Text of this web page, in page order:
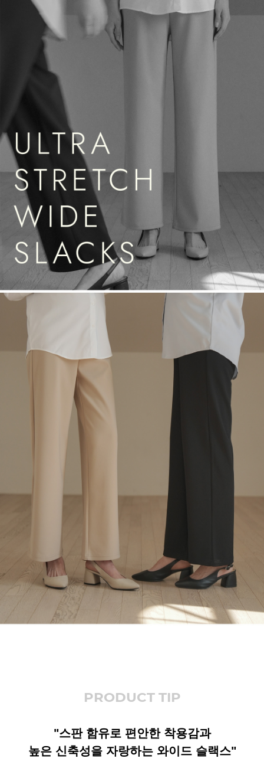
PRODUCT TIP
"스판 함유로 편안한 착용감과
높은 신축성을 자랑하는 와이드 슬랙스"